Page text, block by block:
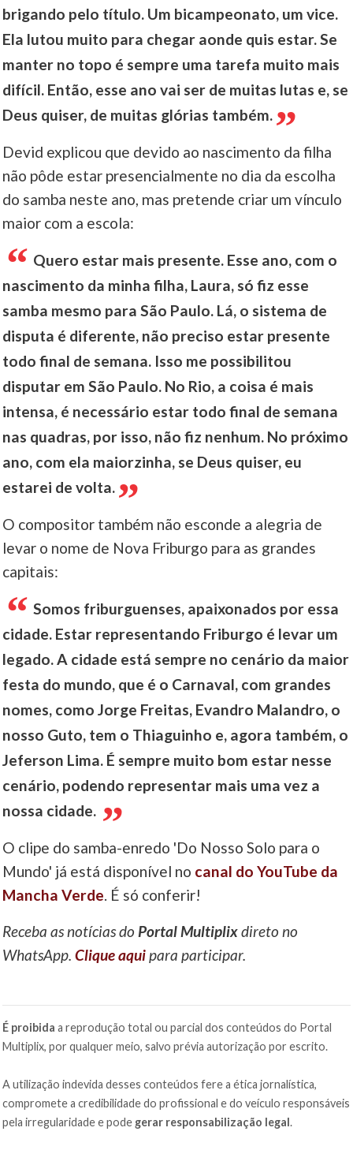
brigando pelo título. Um bicampeonato, um vice.
Ela lutou muito para chegar aonde quis estar. Se
manter no topo é sempre uma tarefa muito mais
difícil. Então, esse ano vai ser de muitas lutas e, se
Deus quiser, de muitas glórias também.
Devid explicou que devido ao nascimento da filha
não pôde estar presencialmente no dia da escolha
do samba neste ano, mas pretende criar um vínculo
maior com a escola:
Quero estar mais presente. Esse ano, com o
nascimento da minha filha, Laura, só fiz esse
samba mesmo para São Paulo. Lá, o sistema de
disputa é diferente, não preciso estar presente
todo final de semana. Isso me possibilitou
disputar em São Paulo. No Rio, a coisa é mais
intensa, é necessário estar todo final de semana
nas quadras, por isso, não fiz nenhum. No próximo
ano, com ela maiorzinha, se Deus quiser, eu
estarei de volta.
O compositor também não esconde a alegria de
levar o nome de Nova Friburgo para as grandes
capitais:
Somos friburguenses, apaixonados por essa
cidade. Estar representando Friburgo é levar um
legado. A cidade está sempre no cenário da maior
festa do mundo, que é o Carnaval, com grandes
nomes, como Jorge Freitas, Evandro Malandro, o
nosso Guto, tem o Thiaguinho e, agora também, o
Jeferson Lima. É sempre muito bom estar nesse
cenário, podendo representar mais uma vez a
nossa cidade.
O clipe do samba-enredo 'Do Nosso Solo para o
Mundo' já está disponível no canal do YouTube da
Mancha Verde. É só conferir!
Receba as notícias do Portal Multiplixdireto no
WhatsApp.Clique aquipara participar.
É proibida a reprodução total ou parcial dos conteúdos do Portal
Multiplix, por qualquer meio, salvo prévia autorização por escrito.
A utilização indevida desses conteúdos fere a ética jornalística,
compromete a credibilidade do profissional e do veículo responsáveis
pela irregularidade e pode gerar responsabilização legal.